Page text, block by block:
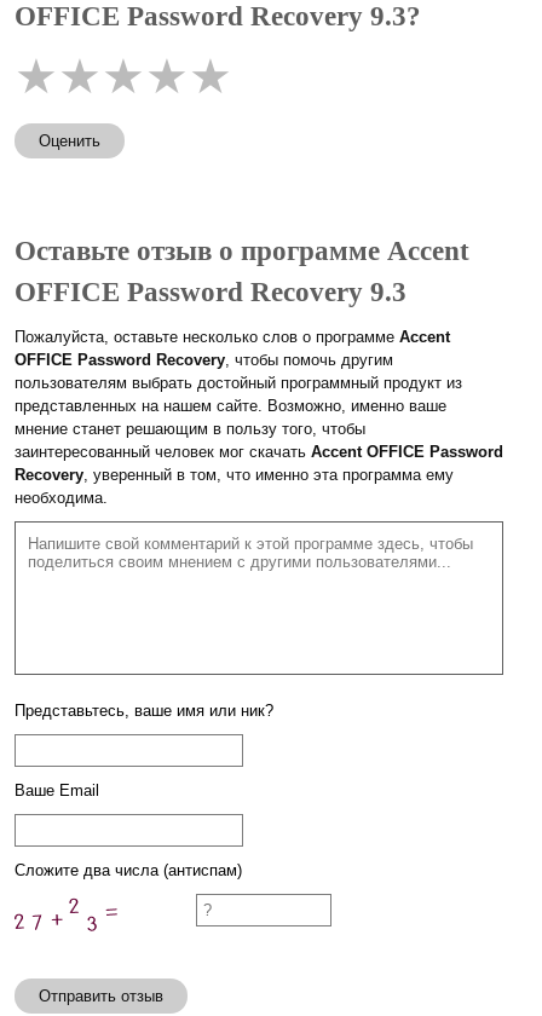
OFFICE Password Recovery 9.3?
★★★★★
Оценить
Оставьте отзыв о программе Accent
OFFICE Password Recovery 9.3
Пожалуйста, оставьте несколько слов о программе Accent
OFFICE Password Recovery, чтобы помочь другим
пользователям выбрать достойный программный продукт из
представленных на нашем сайте. Возможно, именно ваше
мнение станет решающим в пользу того, чтобы
заинтересованный человек мог скачать Accent OFFICE Password
Recovery, уверенный в том, что именно эта программа ему
необходима.
Представьтесь, ваше имя или ник?
Ваше Email
Сложите два числа (антиспам)
Отправить отзыв